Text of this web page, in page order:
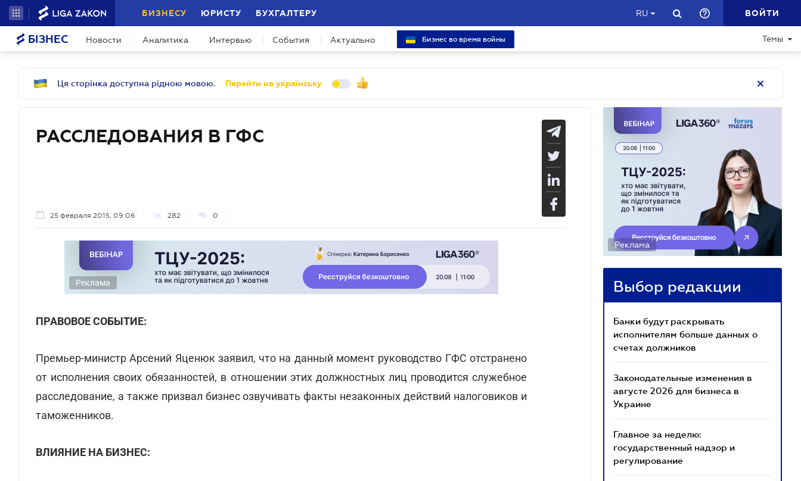
БИЗНЕСУ ЮРИСТУ БУХГАЛТЕРУ RU ВОЙТИ
БІЗНЕС Новости Аналитика Интервью События Актуально Бизнес во время войны Темы
Ця сторінка доступна рідною мовою. Перейти на українську
РАССЛЕДОВАНИЯ В ГФС
25 февраля 2015, 09:06 282 0
Реклама
ПРАВОВОЕ СОБЫТИЕ:
Премьер-министр Арсений Яценюк заявил, что на данный момент руководство ГФС отстранено
от исполнения своих обязанностей, в отношении этих должностных лиц проводится служебное
расследование, а также призвал бизнес озвучивать факты незаконных действий налоговиков и
таможенников.
ВЛИЯНИЕ НА БИЗНЕС:
Реклама
Выбор редакции
Банки будут раскрывать
исполнителям больше данных о
счетах должников
Законодательные изменения в
августе 2026 для бизнеса в
Украине
Главное за неделю:
государственный надзор и
регулирование